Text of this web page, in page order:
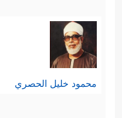
محمود خليل الحصري